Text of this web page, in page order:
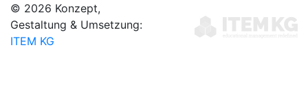
© 2026 Konzept,
Gestaltung & Umsetzung:
ITEM KG